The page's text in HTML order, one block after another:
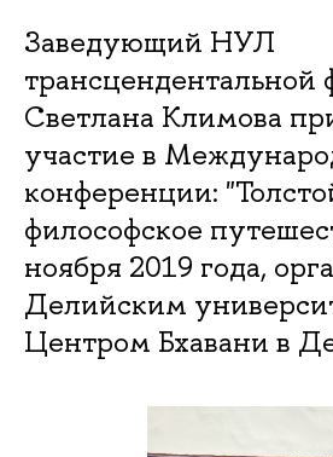
Заведующий НУЛ
трансцендентальной
Светлана Климова
участие в
конференции:
философское
ноября 2019 года,
Делийским
Центром Бхавани в